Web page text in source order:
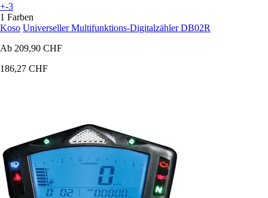
+-3
1 Farben
Koso Universeller Multifunktions-Digitalzähler DB02R
Ab 209,90 CHF
186,27 CHF